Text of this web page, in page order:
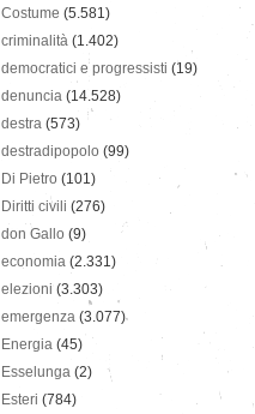
Costume (5.581)
criminalità (1.402)
democratici e progressisti (19)
denuncia (14.528)
destra (573)
destradipopolo (99)
Di Pietro (101)
Diritti civili (276)
don Gallo (9)
economia (2.331)
elezioni (3.303)
emergenza (3.077)
Energia (45)
Esselunga (2)
Esteri (784)